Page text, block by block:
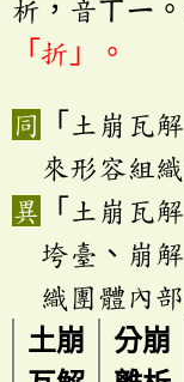
析，音ㄒㄧ
「折」。
「土崩瓦
來形容組
「土崩瓦
垮臺、崩
織團體內
土崩
分崩